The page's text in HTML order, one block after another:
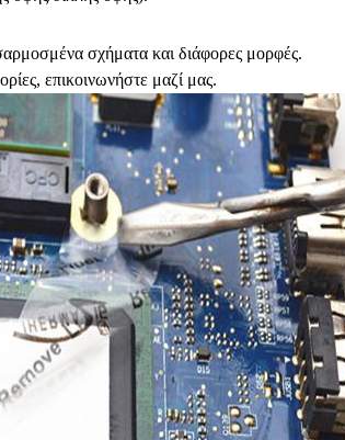
σχήματα και διάφορες μορφές.
επικοινωνήστε μαζί μας.